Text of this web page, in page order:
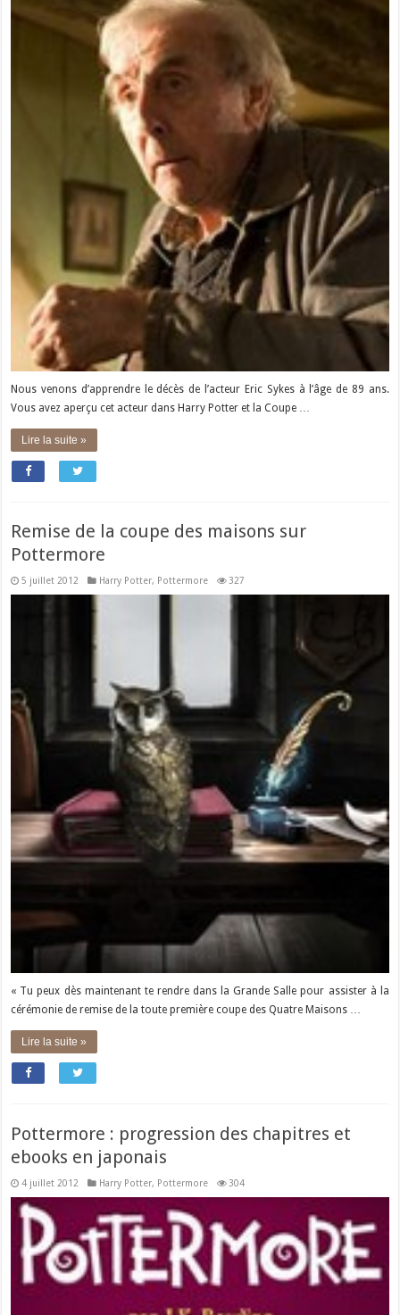
Nous venons d’apprendre le décès de l’acteur Eric Sykes à l’âge de 89 ans.
Vous avez aperçu cet acteur dans Harry Potter et la Coupe …
Lire la suite »
Remise de la coupe des maisons sur
Pottermore
5 juillet 2012 Harry Potter, Pottermore 327
« Tu peux dès maintenant te rendre dans la Grande Salle pour assister à la
cérémonie de remise de la toute première coupe des Quatre Maisons …
Lire la suite »
Pottermore : progression des chapitres et
ebooks en japonais
4 juillet 2012 Harry Potter, Pottermore 304